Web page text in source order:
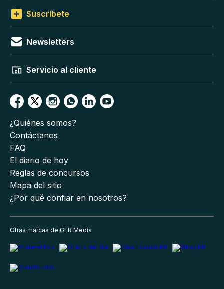
Suscríbete
Newsletters
Servicio al cliente
¿Quiénes somos?
Contáctanos
FAQ
El diario de hoy
Reglas de concursos
Mapa del sitio
¿Por qué confiar en nosotros?
Otras marcas de GFR Media